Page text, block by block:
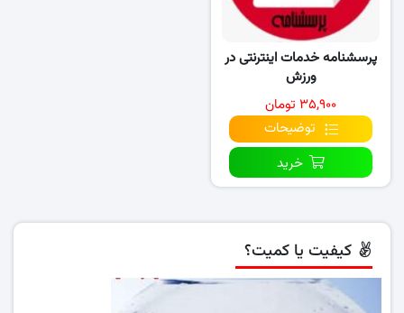
پرسشنامه خدمات اینترنتی در
ورزش
۳۵,۹۰۰ تومان
توضیحات
خرید
کیفیت یا کمیت؟